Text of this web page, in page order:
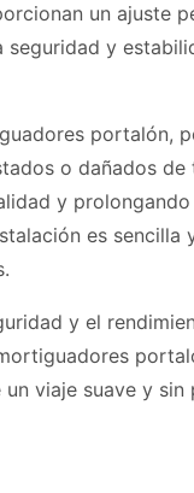
un ajuste
seguridad y
portalón,
o dañados de
y
es sencilla
y el
viaje suave y sin